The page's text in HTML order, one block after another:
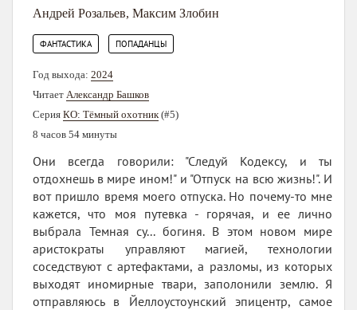
Андрей Розальев, Максим Злобин
ФАНТАСТИКА ПОПАДАНЦЫ
Год выхода: 2024
Читает Александр Башков
Серия КО: Тёмный охотник(#5)
8 часов 54 минуты
Они всегда говорили: "Следуй Кодексу, и ты
отдохнешь в мире ином!" и "Отпуск на всю жизнь!". И
вот пришло время моего отпуска. Но почему-то мне
кажется, что моя путевка - горячая, и ее лично
выбрала Темная су... богиня. В этом новом мире
аристократы управляют магией, технологии
соседствуют с артефактами, а разломы, из которых
выходят иномирные твари, заполонили землю. Я
отправляюсь в Йеллоустоунский эпицентр, самое